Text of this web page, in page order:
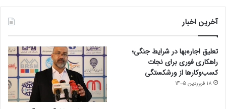
آخرین اخبار
تعلیق اجاره‌بها در شرایط جنگی؛
راهکاری فوری برای نجات
کسب‌وکارها از ورشکستگی
18 فروردین 1405